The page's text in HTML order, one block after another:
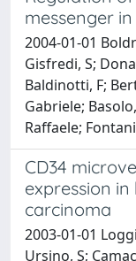
messenger
2004-01-01
Gisfredi, S;
Baldinotti, F;
Gabriele;
Raffaele;
CD34
expression
carcinoma
2003-01-01
Ursino, S;